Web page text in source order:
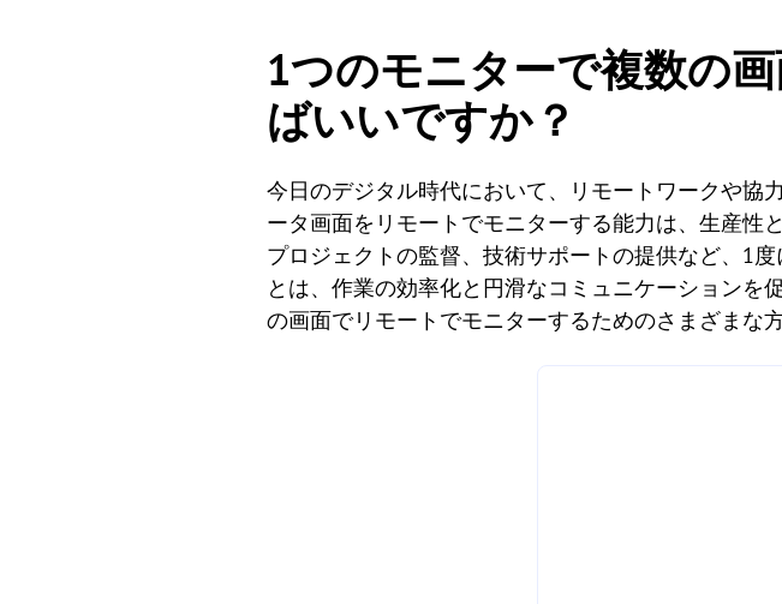
1つのモニターで複数の
ばいいですか？
今日のデジタル時代において、リモートワークや協
ータ画面をリモートでモニターする能力は、生産性
プロジェクトの監督、技術サポートの提供など、1
とは、作業の効率化と円滑なコミュニケーション
の画面でリモートでモニターするためのさまざまな